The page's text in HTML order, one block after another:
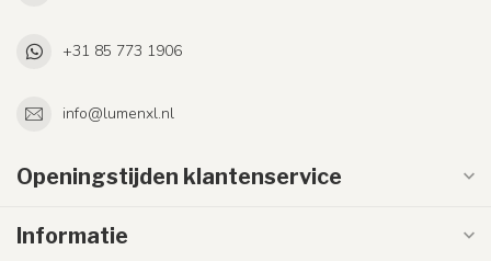
+31 85 773 1906
info@lumenxl.nl
Openingstijden klantenservice
Informatie